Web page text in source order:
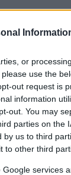
or
use the
out request is
information
out. You may
parties on the
by us to third
to other third
services